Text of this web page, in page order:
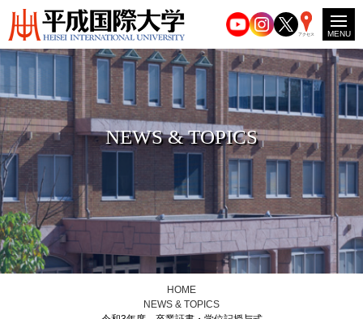
アクセス MENU
NEWS & TOPICS
HOME
NEWS & TOPICS